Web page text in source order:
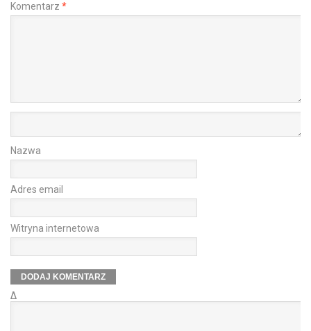
Komentarz *
Nazwa
Adres email
Witryna internetowa
Δ